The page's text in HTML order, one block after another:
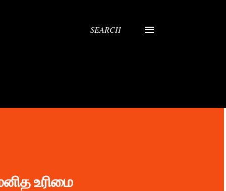
SEARCH
உரிமை